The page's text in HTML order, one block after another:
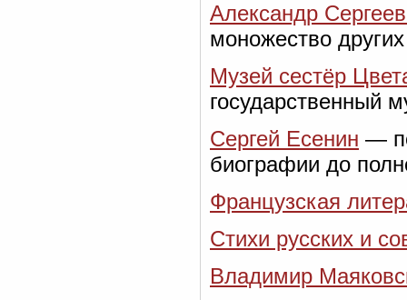
Александр
моножество
Музей сестёр
государственный
Сергей Есенин —
биографии до
Французская
Стихи русских и
Владимир